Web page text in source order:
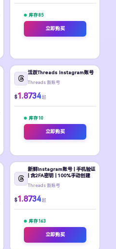
库存 85
立即购买
活跃Threads Instagram账号
Threads 新账号
$1.8734 起
库存 10
立即购买
新鲜Instagram账号 | 手机验证
| 含2FA密钥 | 100%手动创建
Threads 新账号
$1.8734 起
库存 163
立即购买